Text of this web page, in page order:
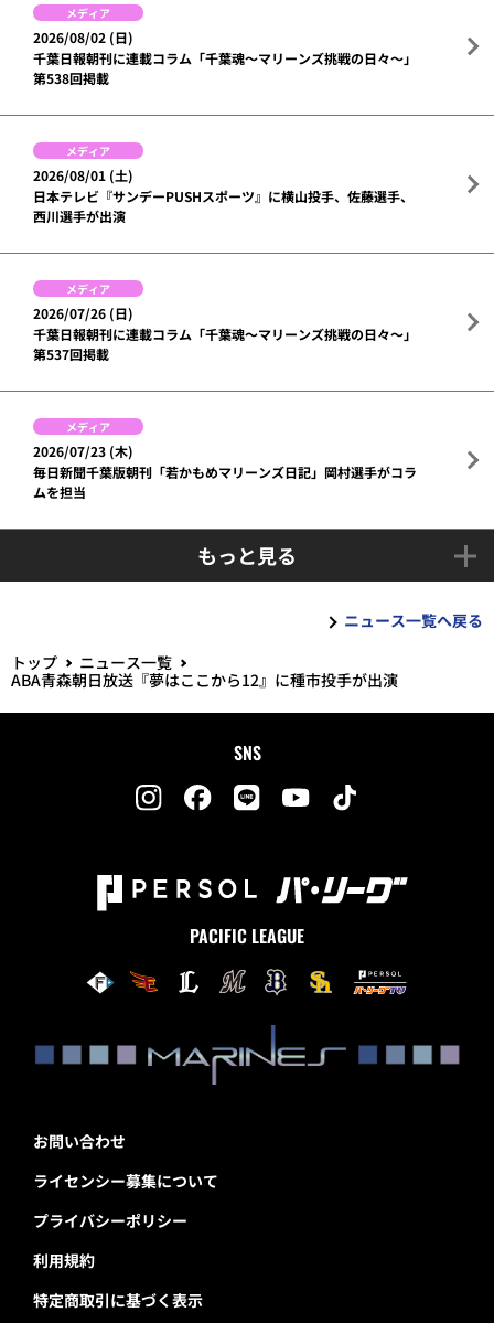
メディア
2026/08/02 (日)
千葉日報朝刊に連載コラム「千葉魂～マリーンズ挑戦の日々～」
第538回掲載
メディア
2026/08/01 (土)
日本テレビ『サンデーPUSHスポーツ』に横山投手、佐藤選手、
西川選手が出演
メディア
2026/07/26 (日)
千葉日報朝刊に連載コラム「千葉魂～マリーンズ挑戦の日々～」
第537回掲載
メディア
2026/07/23 (木)
毎日新聞千葉版朝刊「若かもめマリーンズ日記」岡村選手がコラ
ムを担当
もっと見る
ニュース一覧へ戻る
トップ
ニュース一覧
ABA青森朝日放送『夢はここから12』に種市投手が出演
SNS
PACIFIC LEAGUE
お問い合わせ
ライセンシー募集について
プライバシーポリシー
利用規約
特定商取引に基づく表示